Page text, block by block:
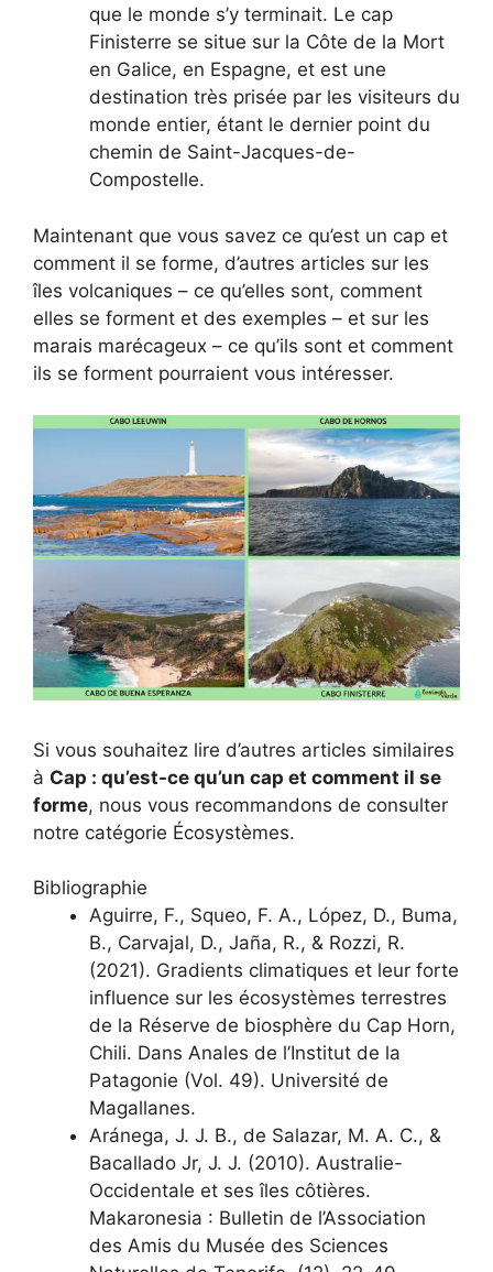
que le monde s’y terminait. Le cap
Finisterre se situe sur la Côte de la Mort
en Galice, en Espagne, et est une
destination très prisée par les visiteurs du
monde entier, étant le dernier point du
chemin de Saint-Jacques-de-
Compostelle.
Maintenant que vous savez ce qu’est un cap et
comment il se forme, d’autres articles sur les
îles volcaniques – ce qu’elles sont, comment
elles se forment et des exemples – et sur les
marais marécageux – ce qu’ils sont et comment
ils se forment pourraient vous intéresser.
Si vous souhaitez lire d’autres articles similaires
à Cap : qu’est-ce qu’un cap et comment il se
forme, nous vous recommandons de consulter
notre catégorie Écosystèmes.
Bibliographie
Aguirre, F., Squeo, F. A., López, D., Buma,
B., Carvajal, D., Jaña, R., & Rozzi, R.
(2021). Gradients climatiques et leur forte
influence sur les écosystèmes terrestres
de la Réserve de biosphère du Cap Horn,
Chili. Dans Anales de l’Institut de la
Patagonie (Vol. 49). Université de
Magallanes.
Aránega, J. J. B., de Salazar, M. A. C., &
Bacallado Jr, J. J. (2010). Australie-
Occidentale et ses îles côtières.
Makaronesia : Bulletin de l’Association
des Amis du Musée des Sciences